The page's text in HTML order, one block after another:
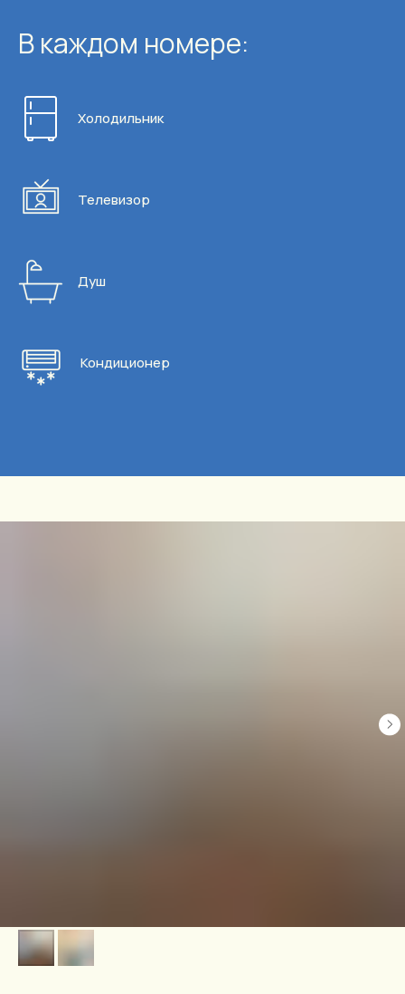
В каждом номере:
Холодильник
Телевизор
Душ
Кондиционер